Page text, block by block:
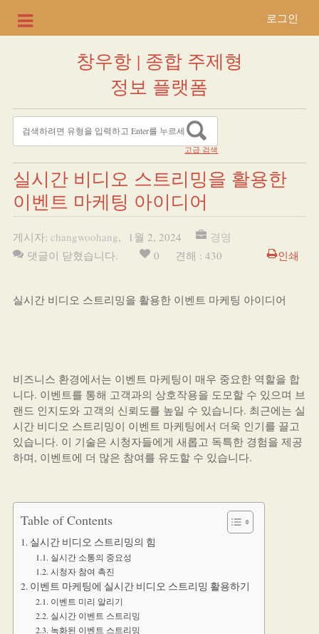
로그인
창우항 | 종합 주제형
정보 플랫폼
고급 검색
실시간 비디오 스트리밍을 활용한
이벤트 마케팅 아이디어
게시자: changwoohang, 1월 2, 2024
경영
댓글이 닫혔습니다.
0 견해 : 430 인쇄
실시간 비디오 스트리밍을 활용한 이벤트 마케팅 아이디어
비즈니스 환경에서는 이벤트 마케팅이 매우 중요한 역할을 합
니다. 이벤트를 통해 고객과의 상호작용을 도모할 수 있으며 브
랜드 인지도와 고객의 신뢰도를 높일 수 있습니다. 최근에는 실
시간 비디오 스트리밍이 이벤트 마케팅에서 더욱 인기를 끌고
있습니다. 이 기술은 시청자들에게 새롭고 독특한 경험을 제공
하며, 이벤트에 더 많은 참여를 유도할 수 있습니다.
Table of Contents
실시간 비디오 스트리밍의 힘
실시간 소통의 중요성
시청자 참여 촉진
이벤트 마케팅에 실시간 비디오 스트리밍 활용하기
이벤트 미리 알리기
실시간 이벤트 스트리밍
녹화된 이벤트 스트리밍